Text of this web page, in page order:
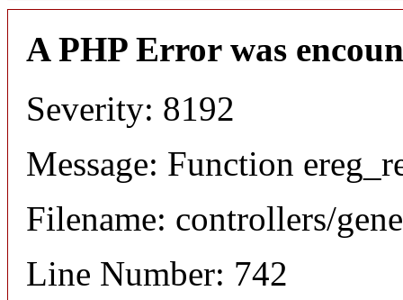
A PHP Error was
Severity: 8192
Message: Function
Filename: controllers/
Line Number: 742